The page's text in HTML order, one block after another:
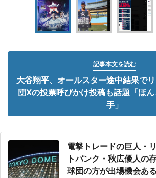
記事本文を読む
大谷翔平、オールスター途中結果で
団Xの投票呼びかけ投稿も話題「ほ
手」
電撃トレードの巨人・
トバンク・秋広優人の
球団の方が出場機会あ